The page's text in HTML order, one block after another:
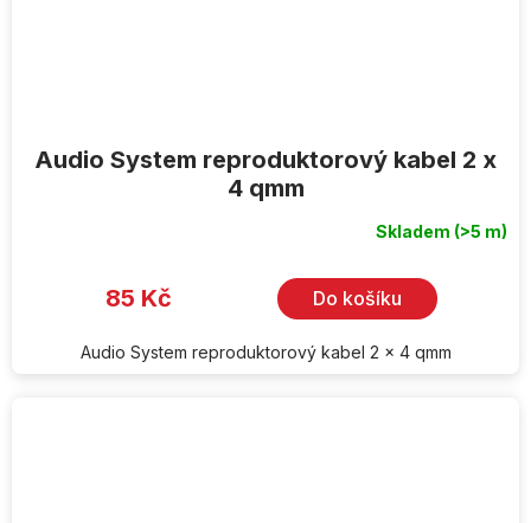
Audio System reproduktorový kabel 2 x
4 qmm
Skladem (>5 m)
85 Kč Do košíku
Audio System reproduktorový kabel 2 x 4 qmm